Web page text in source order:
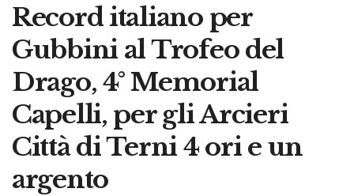
Record italiano per
Gubbini al Trofeo del
Drago, 4° Memorial
Capelli, per gli Arcieri
Città di Terni 4 ori e un
argento